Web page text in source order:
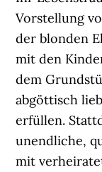
Vorstellung
der blonden
mit den
dem
abgöttisch
erfüllen.
unendliche,
mit